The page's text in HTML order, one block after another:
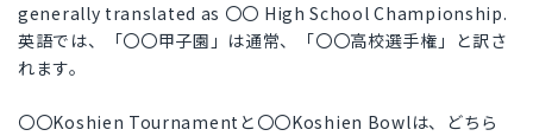
generally translated as 〇〇 High School Championship.
英語では、「〇〇甲子園」は通常、「〇〇高校選手権」と訳さ
れます。
〇〇Koshien Tournamentと〇〇Koshien Bowlは、どちら